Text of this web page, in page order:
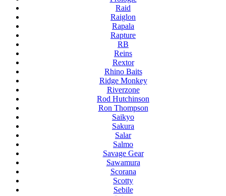
Raid
Raiglon
Rapala
Rapture
RB
Reins
Rextor
Rhino Baits
Ridge Monkey
Riverzone
Rod Hutchinson
Ron Thompson
Saikyo
Sakura
Salar
Salmo
Savage Gear
Sawamura
Scorana
Scotty
Sebile